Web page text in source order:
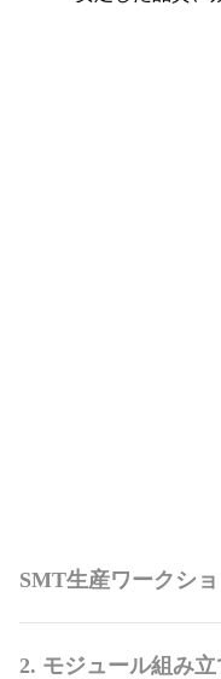
SMT生産ワークシ
2. モジュール組み